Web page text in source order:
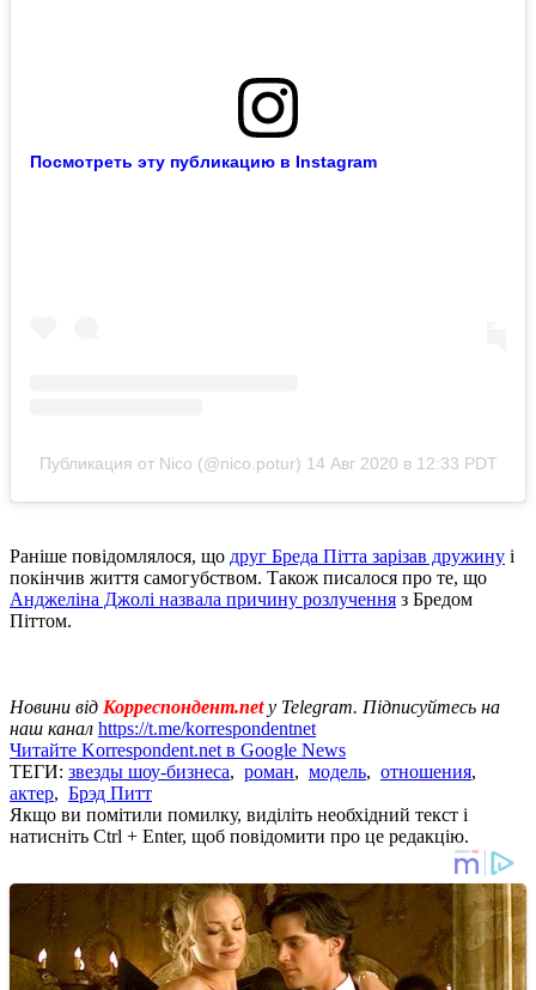
Посмотреть эту публикацию в Instagram
Публикация от Nico (@nico.potur) 14 Авг 2020 в 12:33 PDT
Раніше повідомлялося, що друг Бреда Пітта зарізав дружину і
покінчив життя самогубством. Також писалося про те, що
Анджеліна Джолі назвала причину розлучення з Бредом
Піттом.
Новини від Корреспондент.net у Telegram. Підписуйтесь на
наш канал https://t.me/korrespondentnet
Читайте Korrespondent.net в Google News
ТЕГИ: звезды шоу-бизнеса, роман, модель, отношения,
актер, Брэд Питт
Якщо ви помітили помилку, виділіть необхідний текст і
натисніть Ctrl + Enter, щоб повідомити про це редакцію.